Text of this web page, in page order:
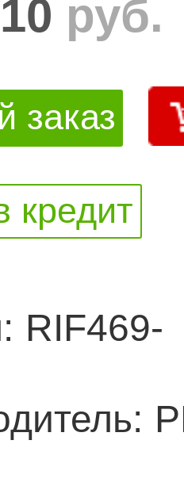
руб.
заказ
кредит
RIF469-